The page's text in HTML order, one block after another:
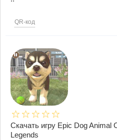
QR-код
Скачать игру Epic Dog Animal
Legends